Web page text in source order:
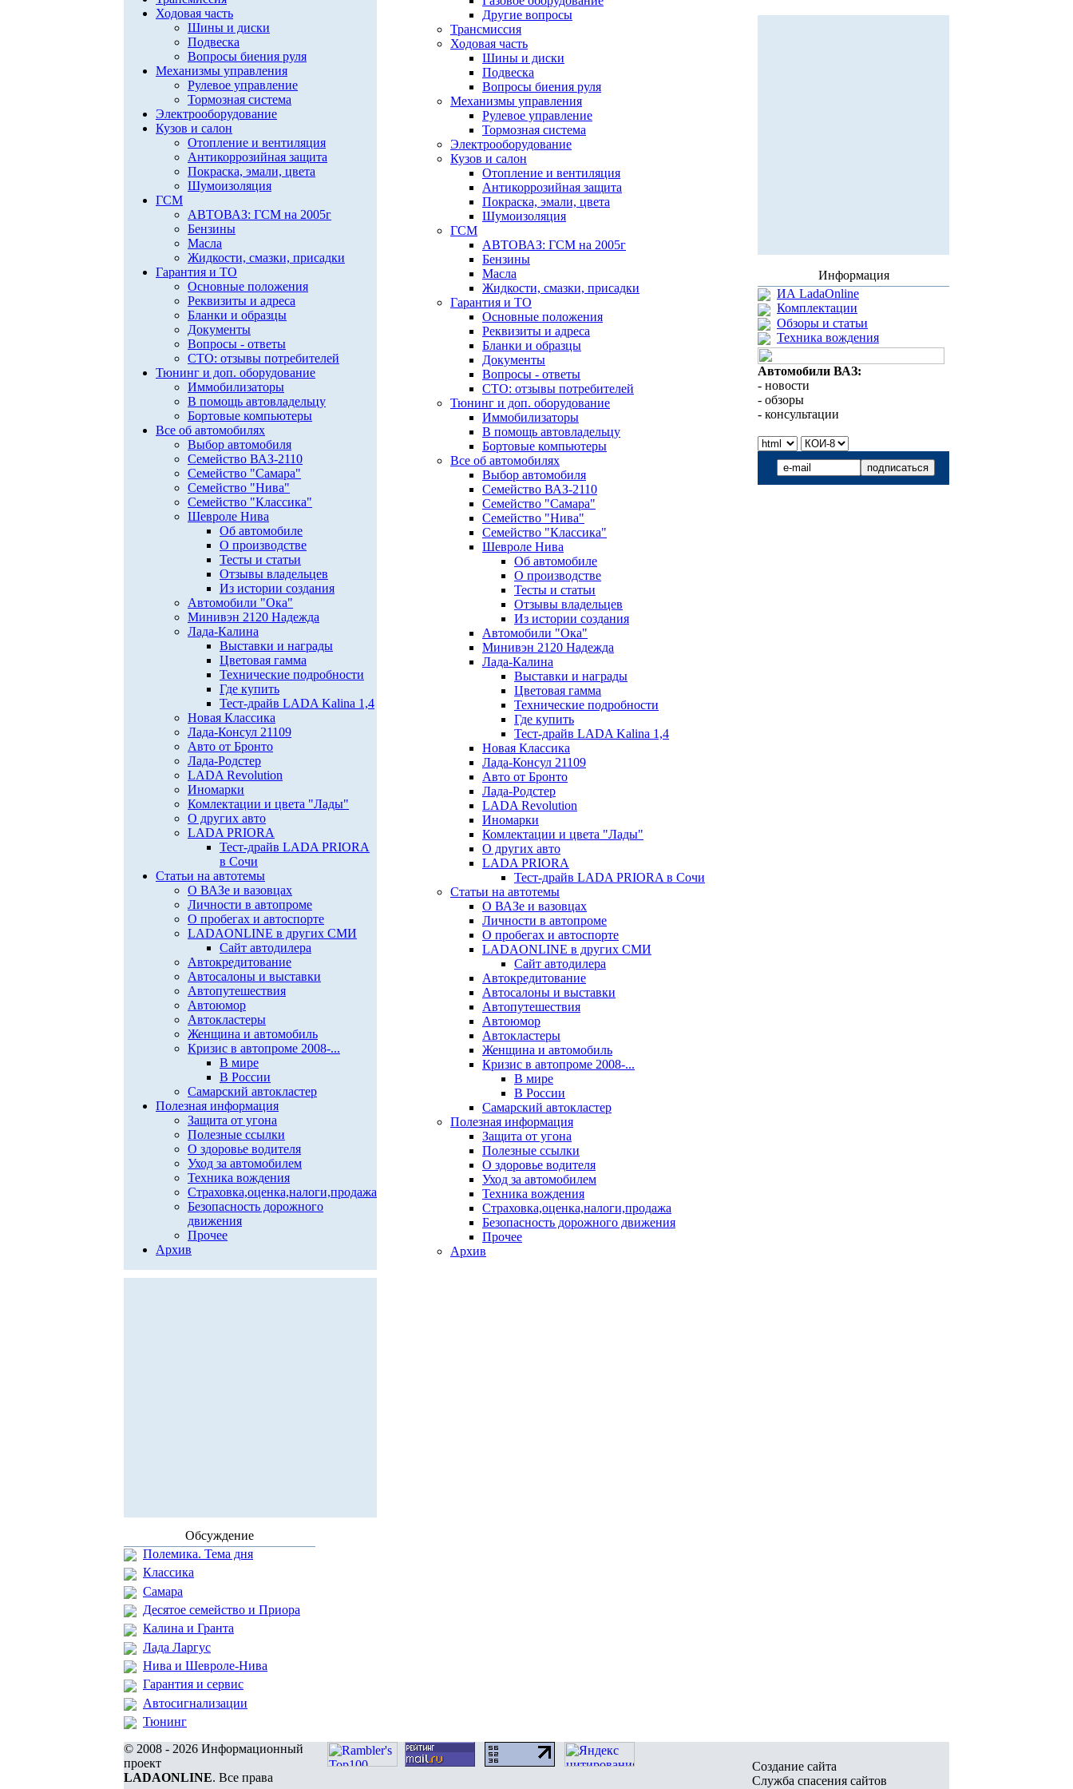
Ходовая часть
Шины и диски
Подвеска
Вопросы биения руля
Механизмы управления
Рулевое управление
Тормозная система
Электрооборудование
Кузов и салон
Отопление и вентиляция
Антикоррозийная защита
Покраска, эмали, цвета
Шумоизоляция
ГСМ
АВТОВАЗ: ГСМ на 2005г
Бензины
Масла
Жидкости, смазки, присадки
Гарантия и ТО
Основные положения
Реквизиты и адреса
Бланки и образцы
Документы
Вопросы - ответы
СТО: отзывы потребителей
Тюнинг и доп. оборудование
Иммобилизаторы
В помощь автовладельцу
Бортовые компьютеры
Все об автомобилях
Выбор автомобиля
Семейство ВАЗ-2110
Семейство "Самара"
Семейство "Нива"
Семейство "Классика"
Шевроле Нива
Об автомобиле
О производстве
Тесты и статьи
Отзывы владельцев
Из истории создания
Автомобили "Ока"
Минивэн 2120 Надежда
Лада-Калина
Выставки и награды
Цветовая гамма
Технические подробности
Где купить
Тест-драйв LADA Kalina 1,4
Новая Классика
Лада-Консул 21109
Авто от Бронто
Лада-Родстер
LADA Revolution
Иномарки
Комлектации и цвета "Лады"
О других авто
LADA PRIORA
Тест-драйв LADA PRIORA
в Сочи
Статьи на автотемы
О ВАЗе и вазовцах
Личности в автопроме
О пробегах и автоспорте
LADAONLINE в других СМИ
Сайт автодилера
Автокредитование
Автосалоны и выставки
Автопутешествия
Автоюмор
Автокластеры
Женщина и автомобиль
Кризис в автопроме 2008-...
В мире
В России
Самарский автокластер
Полезная информация
Защита от угона
Полезные ссылки
О здоровье водителя
Уход за автомобилем
Техника вождения
Страховка,оценка,налоги,продажа
Безопасность дорожного
движения
Прочее
Архив
Обсуждение
Полемика. Тема дня
Классика
Самара
Десятое семейство и Приора
Калина и Гранта
Лада Ларгус
Нива и Шевроле-Нива
Гарантия и сервис
Автосигнализации
Тюнинг
Другие вопросы
Трансмиссия
Ходовая часть
Шины и диски
Подвеска
Вопросы биения руля
Механизмы управления
Рулевое управление
Тормозная система
Электрооборудование
Кузов и салон
Отопление и вентиляция
Антикоррозийная защита
Покраска, эмали, цвета
Шумоизоляция
ГСМ
АВТОВАЗ: ГСМ на 2005г
Бензины
Масла
Жидкости, смазки, присадки
Гарантия и ТО
Основные положения
Реквизиты и адреса
Бланки и образцы
Документы
Вопросы - ответы
СТО: отзывы потребителей
Тюнинг и доп. оборудование
Иммобилизаторы
В помощь автовладельцу
Бортовые компьютеры
Все об автомобилях
Выбор автомобиля
Семейство ВАЗ-2110
Семейство "Самара"
Семейство "Нива"
Семейство "Классика"
Шевроле Нива
Об автомобиле
О производстве
Тесты и статьи
Отзывы владельцев
Из истории создания
Автомобили "Ока"
Минивэн 2120 Надежда
Лада-Калина
Выставки и награды
Цветовая гамма
Технические подробности
Где купить
Тест-драйв LADA Kalina 1,4
Новая Классика
Лада-Консул 21109
Авто от Бронто
Лада-Родстер
LADA Revolution
Иномарки
Комлектации и цвета "Лады"
О других авто
LADA PRIORA
Тест-драйв LADA PRIORA в Сочи
Статьи на автотемы
О ВАЗе и вазовцах
Личности в автопроме
О пробегах и автоспорте
LADAONLINE в других СМИ
Сайт автодилера
Автокредитование
Автосалоны и выставки
Автопутешествия
Автоюмор
Автокластеры
Женщина и автомобиль
Кризис в автопроме 2008-...
В мире
В России
Самарский автокластер
Полезная информация
Защита от угона
Полезные ссылки
О здоровье водителя
Уход за автомобилем
Техника вождения
Страховка,оценка,налоги,продажа
Безопасность дорожного движения
Прочее
Архив
Информация
ИА LadaOnline
Комплектации
Обзоры и статьи
Техника вождения
Автомобили ВАЗ:
- новости
- обзоры
- консультации
© 2008 - 2026 Информационный
проект
LADAONLINE. Все права
Создание сайта
Служба спасения сайтов